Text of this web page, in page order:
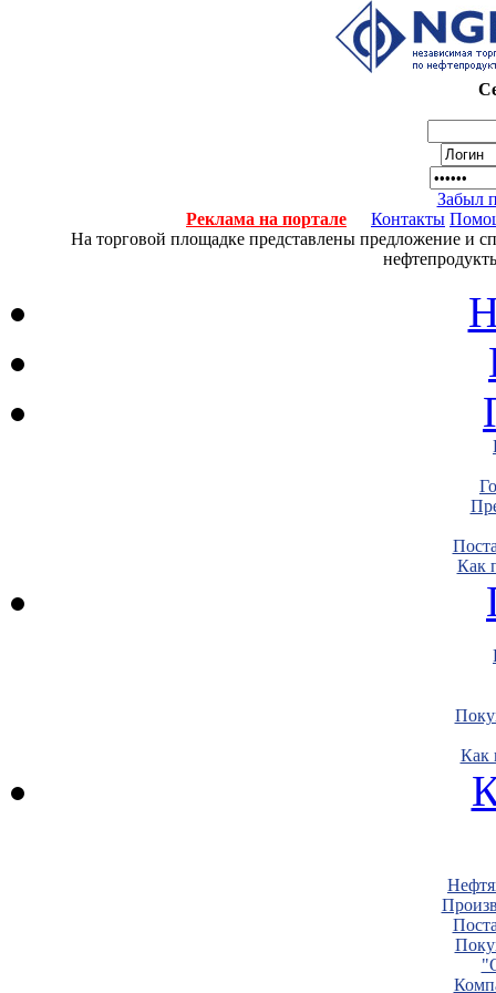
Забыл
Реклама на портале
Контакты
На торговой площадке представлены предложение и
Как
Как